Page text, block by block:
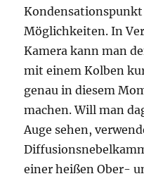
Möglichkeiten. In
Kamera kann man
mit einem Kolben
genau in diesem
machen. Will man
Auge sehen,
einer heißen Ober-